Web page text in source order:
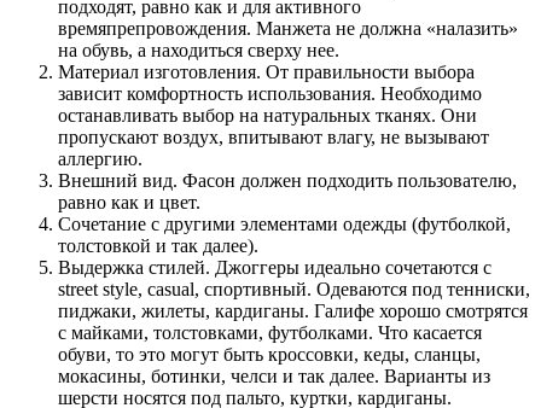
подходят, равно как и для активного
времяпрепровождения. Манжета не должна «налазить»
на обувь, а находиться сверху нее.
Материал изготовления. От правильности выбора
зависит комфортность использования. Необходимо
останавливать выбор на натуральных тканях. Они
пропускают воздух, впитывают влагу, не вызывают
аллергию.
Внешний вид. Фасон должен подходить пользователю,
равно как и цвет.
Сочетание с другими элементами одежды (футболкой,
толстовкой и так далее).
Выдержка стилей. Джоггеры идеально сочетаются с
street style, casual, спортивный. Одеваются под тенниски,
пиджаки, жилеты, кардиганы. Галифе хорошо смотрятся
с майками, толстовками, футболками. Что касается
обуви, то это могут быть кроссовки, кеды, сланцы,
мокасины, ботинки, челси и так далее. Варианты из
шерсти носятся под пальто, куртки, кардиганы.